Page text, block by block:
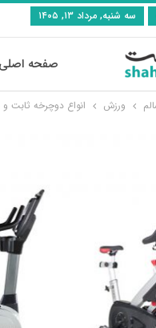
سه شنبه, مرداد ۱۳, ۱۴۰۵
صفحه اصلی
ورزش انواع دوچرخه ثابت و